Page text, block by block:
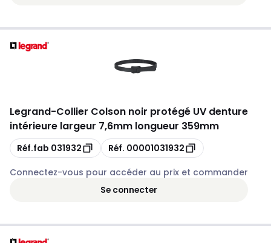
Legrand-Collier Colson noir protégé UV denture
intérieure largeur 7,6mm longueur 359mm
Copie
Réf.fab 031932 Copie
Réf. 00001031932
Connectez-vous pour accéder au prix et commander
Se connecter